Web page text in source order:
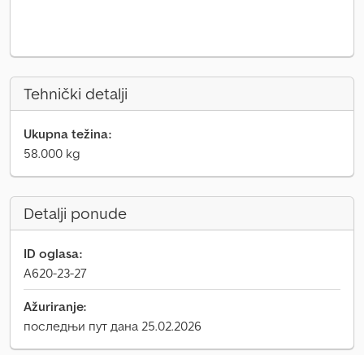
Tehnički detalji
Ukupna težina:
58.000 kg
Detalji ponude
ID oglasa:
A620-23-27
Ažuriranje:
последњи пут дана 25.02.2026